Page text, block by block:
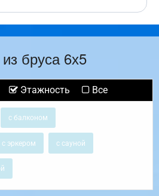
бруса 6х5
Этажность Все
с балконом
с эркером с сауной